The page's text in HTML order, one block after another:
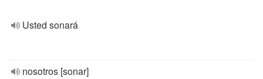
Usted sonará
nosotros [sonar]